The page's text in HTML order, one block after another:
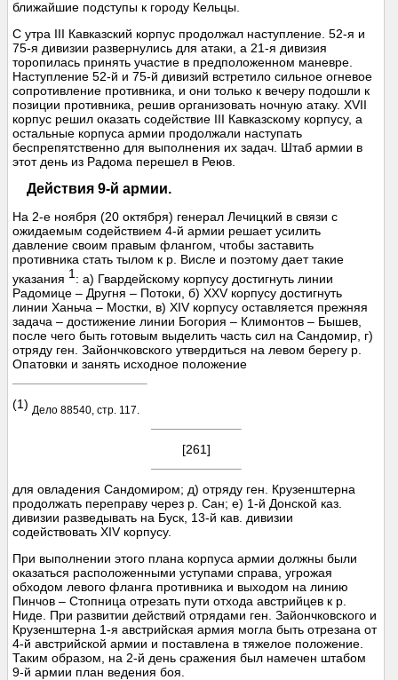
ближайшие подступы к городу Кельцы.
С утра III Кавказский корпус продолжал наступление. 52-я и
75-я дивизии развернулись для атаки, а 21-я дивизия
торопилась принять участие в предположенном маневре.
Наступление 52-й и 75-й дивизий встретило сильное огневое
сопротивление противника, и они только к вечеру подошли к
позиции противника, решив организовать ночную атаку. XVII
корпус решил оказать содействие III Кавказскому корпусу, а
остальные корпуса армии продолжали наступать
беспрепятственно для выполнения их задач. Штаб армии в
этот день из Радома перешел в Реюв.
Действия 9-й армии.
На 2-е ноября (20 октября) генерал Лечицкий в связи с
ожидаемым содействием 4-й армии решает усилить
давление своим правым флангом, чтобы заставить
противника стать тылом к р. Висле и поэтому дает такие
указания 1: а) Гвардейскому корпусу достигнуть линии
Радомице – Другня – Потоки, б) XXV корпусу достигнуть
линии Ханьча – Мостки, в) XIV корпусу оставляется прежняя
задача – достижение линии Богория – Климонтов – Бышев,
после чего быть готовым выделить часть сил на Сандомир, г)
отряду ген. Зайончковского утвердиться на левом берегу р.
Опатовки и занять исходное положение
(1) Дело 88540, стр. 117.
[261]
для овладения Сандомиром; д) отряду ген. Крузенштерна
продолжать переправу через р. Сан; е) 1-й Донской каз.
дивизии разведывать на Буск, 13-й кав. дивизии
содействовать XIV корпусу.
При выполнении этого плана корпуса армии должны были
оказаться расположенными уступами справа, угрожая
обходом левого фланга противника и выходом на линию
Пинчов – Стопница отрезать пути отхода австрийцев к р.
Ниде. При развитии действий отрядами ген. Зайончковского и
Крузенштерна 1-я австрийская армия могла быть отрезана от
4-й австрийской армии и поставлена в тяжелое положение.
Таким образом, на 2-й день сражения был намечен штабом
9-й армии план ведения боя.